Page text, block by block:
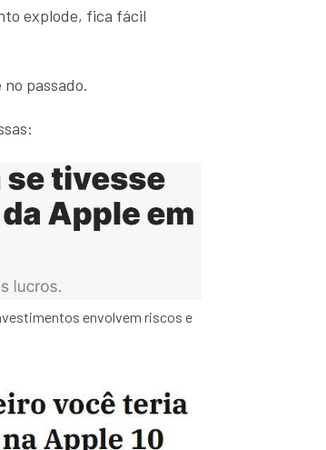
explode, fica fácil
passado.
envolvem riscos e